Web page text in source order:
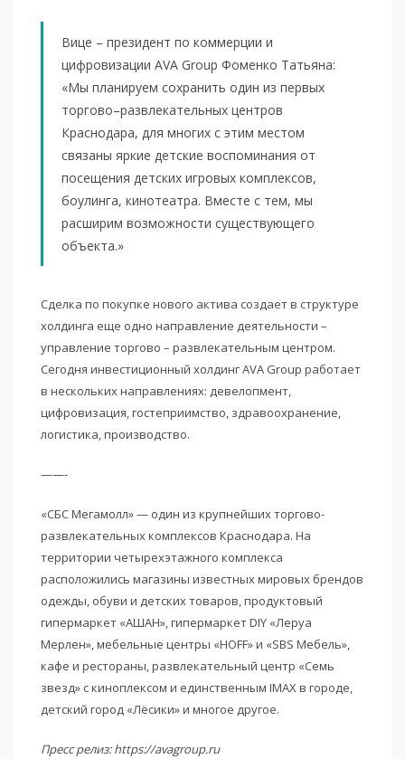
Вице – президент по коммерции и
цифровизации AVA Group Фоменко Татьяна:
«Мы планируем сохранить один из первых
торгово–развлекательных центров
Краснодара, для многих с этим местом
связаны яркие детские воспоминания от
посещения детских игровых комплексов,
боулинга, кинотеатра. Вместе с тем, мы
расширим возможности существующего
объекта.»
Сделка по покупке нового актива создает в структуре
холдинга еще одно направление деятельности –
управление торгово – развлекательным центром.
Сегодня инвестиционный холдинг AVA Group работает
в нескольких направлениях: девелопмент,
цифровизация, гостеприимство, здравоохранение,
логистика, производство.
——-
«СБС Мегамолл» — один из крупнейших торгово-
развлекательных комплексов Краснодара. На
территории четырехэтажного комплекса
расположились магазины известных мировых брендов
одежды, обуви и детских товаров, продуктовый
гипермаркет «АШАН», гипермаркет DIY «Леруа
Мерлен», мебельные центры «HOFF» и «SBS Мебель»,
кафе и рестораны, развлекательный центр «Семь
звезд» с киноплексом и единственным IMAX в городе,
детский город «Лёсики» и многое другое.
Пресс релиз: https://avagroup.ru